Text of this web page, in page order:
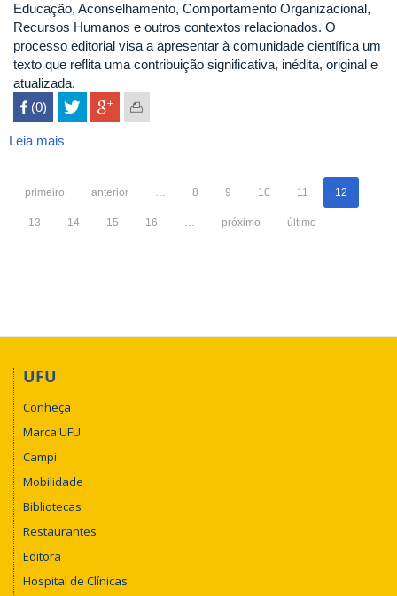
Educação, Aconselhamento, Comportamento Organizacional,
Recursos Humanos e outros contextos relacionados. O
processo editorial visa a apresentar à comunidade científica um
texto que reflita uma contribuição significativa, inédita, original e
atualizada.
 (0)
Leia mais
primeiro anterior … 8 9 10 11 12
13 14 15 16 … próximo último
UFU
Conheça
Marca UFU
Campi
Mobilidade
Bibliotecas
Restaurantes
Editora
Hospital de Clínicas